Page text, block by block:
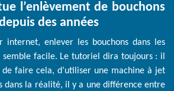
l’enlèvement de bouchons
des années
internet, enlever les bouchons dans les
semble facile. Le tutoriel dira toujours : il
faire cela, d’utiliser une machine à jet
dans la réalité, il y a une différence entre